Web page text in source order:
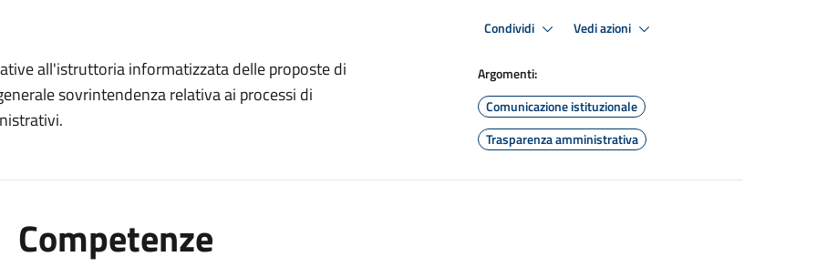
all'istruttoria informatizzata delle proposte di
sovrintendenza relativa ai processi di
Condividi Vedi azioni
Argomenti:
Comunicazione istituzionale
Trasparenza amministrativa
Competenze